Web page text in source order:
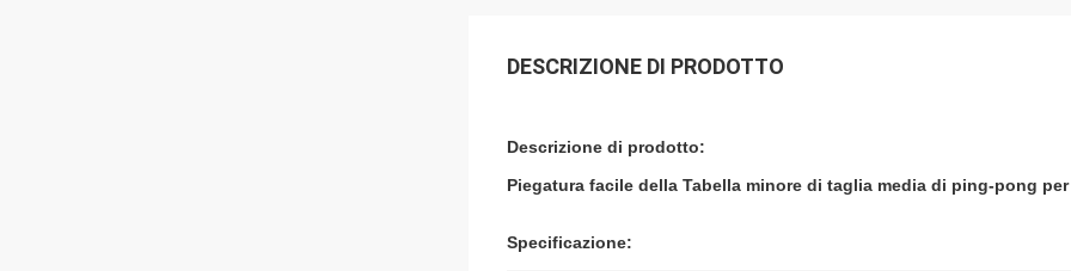
DESCRIZIONE DI PRODOTTO
Descrizione di prodotto:
Piegatura facile della Tabella minore di taglia media di ping-pong
Specificazione: